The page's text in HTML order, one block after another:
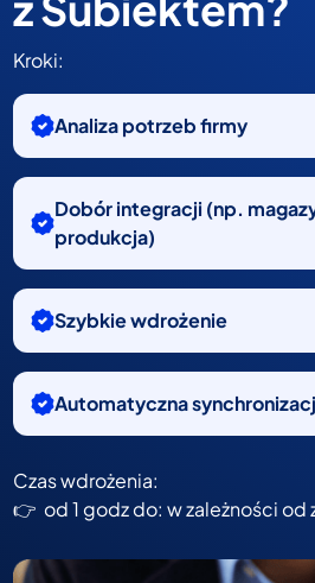
Kroki:
Analiza potrzeb firmy
Dobór integracji (np.
produkcja)
Szybkie wdrożenie
Automatyczna
Czas wdrożenia:
👉 od 1 godz do: w zależności od